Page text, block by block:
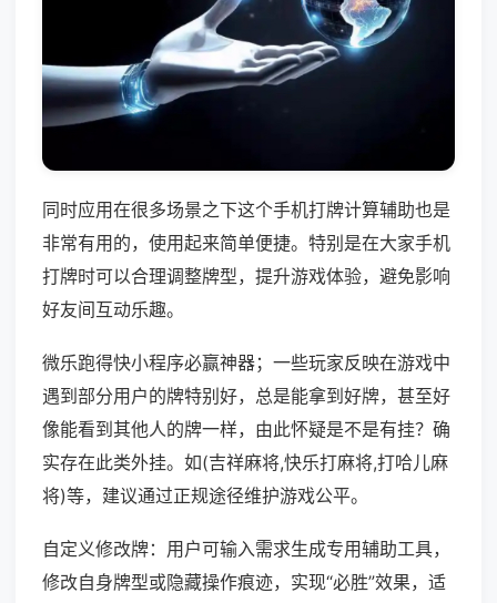
同时应用在很多场景之下这个手机打牌计算辅助也是
非常有用的，使用起来简单便捷。特别是在大家手机
打牌时可以合理调整牌型，提升游戏体验，避免影响
好友间互动乐趣。
微乐跑得快小程序必赢神器；一些玩家反映在游戏中
遇到部分用户的牌特别好，总是能拿到好牌，甚至好
像能看到其他人的牌一样，由此怀疑是不是有挂？确
实存在此类外挂。如(吉祥麻将,快乐打麻将,打哈儿麻
将)等，建议通过正规途径维护游戏公平。
自定义修改牌：用户可输入需求生成专用辅助工具，
修改自身牌型或隐藏操作痕迹，实现“必胜”效果，适